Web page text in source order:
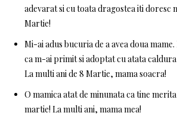
adevarat si cu toata dragostea iti doresc
Martie!
Mi-ai adus bucuria de a avea doua
ca m-ai primit si adoptat cu atata
La multi ani de 8 Martie, mama soacra!
O mamica atat de minunata ca tine
martie! La multi ani, mama mea!